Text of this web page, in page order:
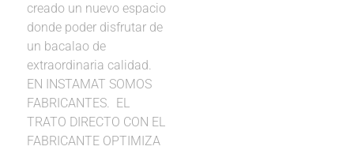
creado un nuevo espacio
donde poder disfrutar de
un bacalao de
extraordinaria calidad.
EN INSTAMAT SOMOS
FABRICANTES. EL
TRATO DIRECTO CON EL
FABRICANTE OPTIMIZA